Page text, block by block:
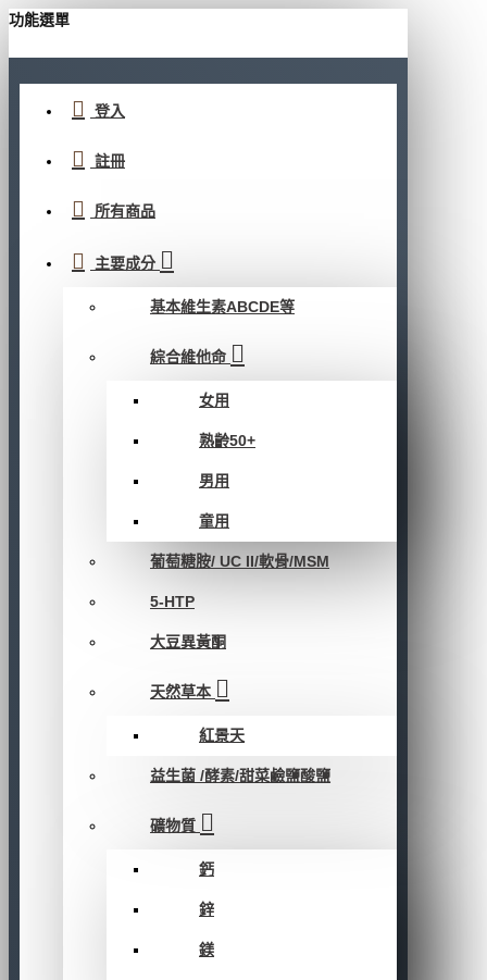
功能選單
登入
註冊
所有商品
主要成分
基本維生素ABCDE等
綜合維他命
女用
熟齡50+
男用
童用
葡萄糖胺/ UC II/軟骨/MSM
5-HTP
大豆異黃酮
天然草本
紅景天
益生菌 /酵素/甜菜鹼鹽酸鹽
礦物質
鈣
鋅
鎂